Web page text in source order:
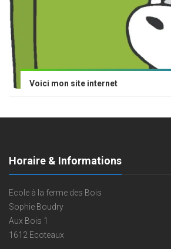
Voici mon site internet
Horaire & Informations
Ecole à la ferme des Bois
Sophie Boudry
Aux Bois 1
1612 Ecoteaux